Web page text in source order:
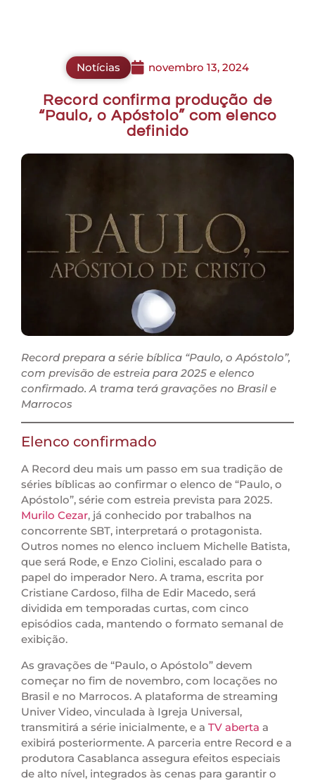
Notícias novembro 13, 2024
Record confirma produção de
“Paulo, o Apóstolo” com elenco
definido
Record prepara a série bíblica “Paulo, o Apóstolo”,
com previsão de estreia para 2025 e elenco
confirmado. A trama terá gravações no Brasil e
Marrocos
Elenco confirmado
A Record deu mais um passo em sua tradição de
séries bíblicas ao confirmar o elenco de “Paulo, o
Apóstolo”, série com estreia prevista para 2025.
Murilo Cezar, já conhecido por trabalhos na
concorrente SBT, interpretará o protagonista.
Outros nomes no elenco incluem Michelle Batista,
que será Rode, e Enzo Ciolini, escalado para o
papel do imperador Nero. A trama, escrita por
Cristiane Cardoso, filha de Edir Macedo, será
dividida em temporadas curtas, com cinco
episódios cada, mantendo o formato semanal de
exibição.
As gravações de “Paulo, o Apóstolo” devem
começar no fim de novembro, com locações no
Brasil e no Marrocos. A plataforma de streaming
Univer Video, vinculada à Igreja Universal,
transmitirá a série inicialmente, e a TV aberta a
exibirá posteriormente. A parceria entre Record e a
produtora Casablanca assegura efeitos especiais
de alto nível, integrados às cenas para garantir o